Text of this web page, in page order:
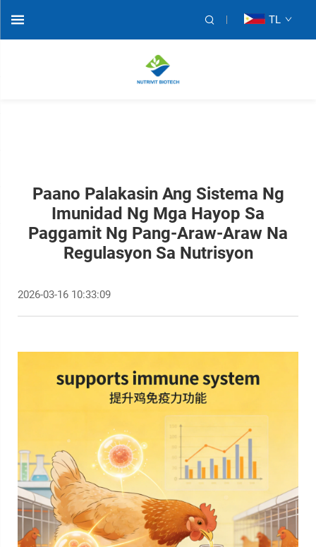
TL
Paano Palakasin Ang Sistema Ng
Imunidad Ng Mga Hayop Sa
Paggamit Ng Pang-Araw-Araw Na
Regulasyon Sa Nutrisyon
2026-03-16 10:33:09